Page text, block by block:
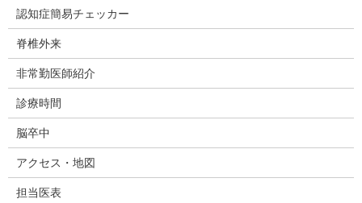
認知症簡易チェッカー
脊椎外来
非常勤医師紹介
診療時間
脳卒中
アクセス・地図
担当医表